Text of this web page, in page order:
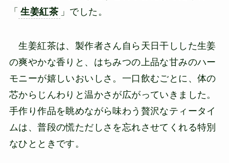
「 生姜紅茶 」でした。
生姜紅茶は、製作者さん自ら天日干しした生姜
の爽やかな香りと、はちみつの上品な甘みのハー
モニーが嬉しいおいしさ。一口飲むごとに、体の
芯からじんわりと温かさが広がっていきました。
手作り作品を眺めながら味わう贅沢なティータイ
ムは、普段の慌ただしさを忘れさせてくれる特別
なひとときです。